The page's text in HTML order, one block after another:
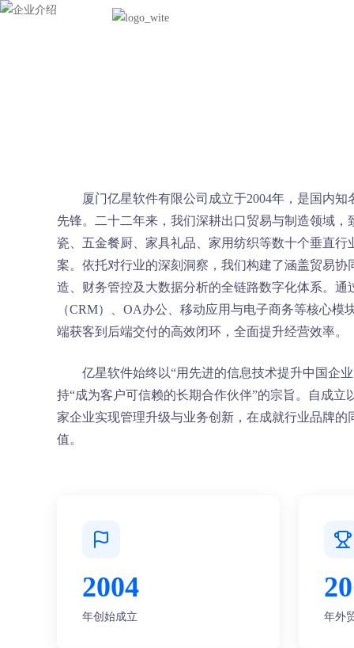
厦门亿星软件有限公司成立于2004年，是国内知
先锋。二十二年来，我们深耕出口贸易与制造领域，
瓷、五金餐厨、家具礼品、家用纺织等数十个垂直行
案。依托对行业的深刻洞察，我们构建了涵盖贸易协
造、财务管控及大数据分析的全链路数字化体系。通
（CRM）、OA办公、移动应用与电子商务等核心模
端获客到后端交付的高效闭环，全面提升经营效率。
亿星软件始终以“用先进的信息技术提升中国企
持“成为客户可信赖的长期合作伙伴”的宗旨。自成立
家企业实现管理升级与业务创新，在成就行业品牌的
值。
2004
年创始成立 年外